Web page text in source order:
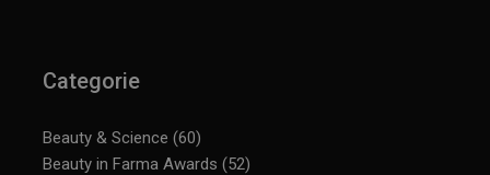
Categorie
Beauty & Science (60)
Beauty in Farma Awards (52)